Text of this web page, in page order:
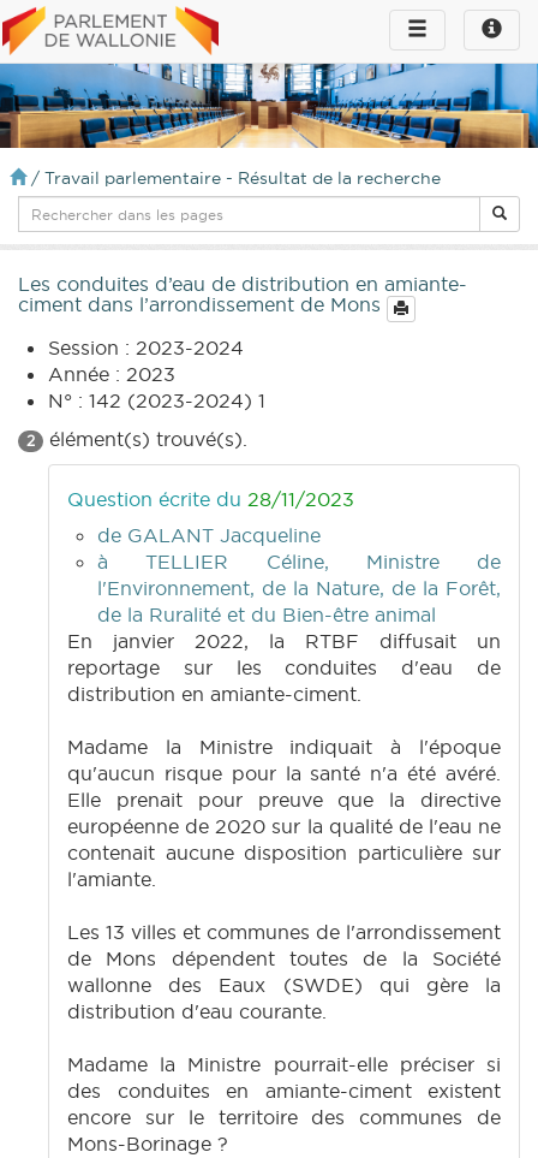
Toggle
infos
Toggle
navigation
/ Travail parlementaire - Résultat de la recherche
Les conduites d’eau de distribution en amiante-
ciment dans l’arrondissement de Mons
Session : 2023-2024
Année : 2023
N° : 142 (2023-2024) 1
2 élément(s) trouvé(s).
Question écrite du 28/11/2023
de GALANT Jacqueline
à TELLIER Céline, Ministre de
l'Environnement, de la Nature, de la Forêt,
de la Ruralité et du Bien-être animal
En janvier 2022, la RTBF diffusait un
reportage sur les conduites d'eau de
distribution en amiante-ciment.
Madame la Ministre indiquait à l'époque
qu'aucun risque pour la santé n'a été avéré.
Elle prenait pour preuve que la directive
européenne de 2020 sur la qualité de l'eau ne
contenait aucune disposition particulière sur
l'amiante.
Les 13 villes et communes de l'arrondissement
de Mons dépendent toutes de la Société
wallonne des Eaux (SWDE) qui gère la
distribution d'eau courante.
Madame la Ministre pourrait-elle préciser si
des conduites en amiante-ciment existent
encore sur le territoire des communes de
Mons-Borinage ?